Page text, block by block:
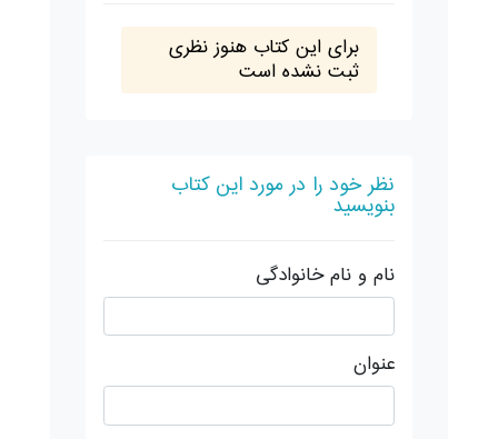
برای این کتاب هنوز نظری
ثبت نشده است
نظر خود را در مورد این کتاب
بنویسید
نام و نام خانوادگی
عنوان